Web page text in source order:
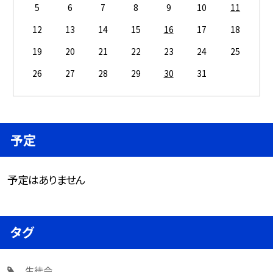
5
6 7 8 9 10
11
12
13 14 15 16 17
18
19
20 21 22 23 24
25
26
27 28 29 30 31
予定
予定はありません
タグ